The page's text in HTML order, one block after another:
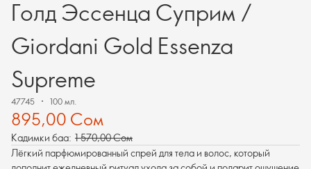
Голд Эссенца Суприм /
Giordani Gold Essenza
Supreme
47745 100 мл.
895,00 Сом
Кадимки баа: 1 570,00 Сом
Лёгкий парфюмированный спрей для тела и волос, который